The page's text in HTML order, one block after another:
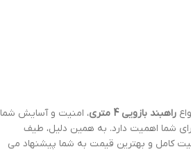
راهبند بازویی 4 متری
، امنیت و آسایش شما
شما اهمیت دارد. به همین دلیل، طیف
کامل و بهترین قیمت به شما پیشنهاد می